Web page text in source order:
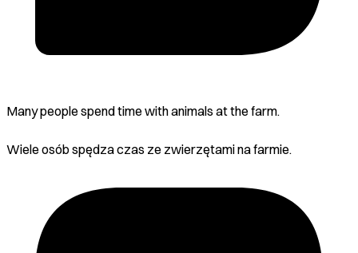
Many people spend time with animals at the farm.
Wiele osób spędza czas ze zwierzętami na farmie.